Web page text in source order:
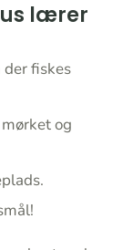
lærer
fiskes
og